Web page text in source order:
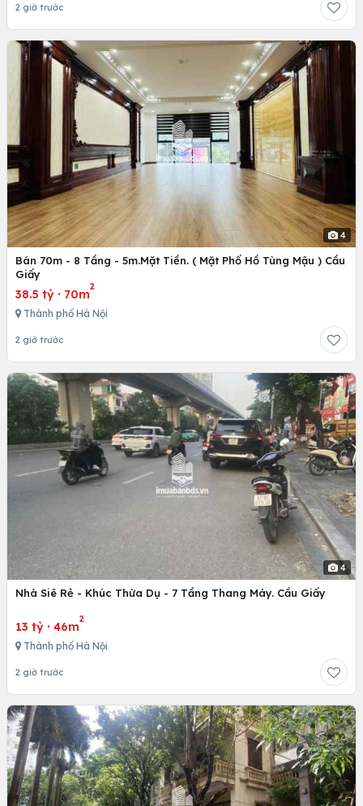
2 giờ trước
4
Bán 70m - 8 Tầng - 5m.Mặt Tiền. ( Mặt Phố Hồ Tùng Mậu ) Cầu
Giấy
38.5 tỷ · 70m
2
Thành phố Hà Nội
2 giờ trước
4
Nhà Siê Rẻ - Khúc Thừa Dụ - 7 Tầng Thang Máy. Cầu Giấy
13 tỷ · 46m
2
Thành phố Hà Nội
2 giờ trước